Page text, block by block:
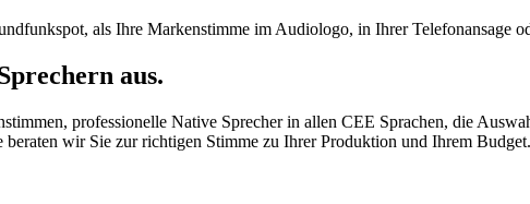
als Ihre Markenstimme im Audiologo, in Ihrer Telefonansage
aus.
professionelle Native Sprecher in allen CEE Sprachen, die
wir Sie zur richtigen Stimme zu Ihrer Produktion und Ihrem Budget.